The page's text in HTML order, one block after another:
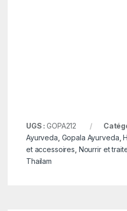
UGS :GOPA212
Ayurveda Gopala Ayurveda ,
et accessoires Nourrir et
Thailam